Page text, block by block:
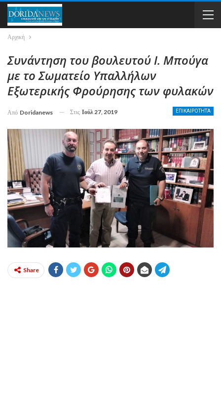
Αρχική
Συνάντηση του βουλευτού Ι. Μπούγα
με το Σωματείο Υπαλλήλων
Εξωτερικής Φρούρησης των φυλακών
ΕΠΙΚΑΙΡΟΤΗΤΑ
Από Doridanews Στις Ιούλ 27, 2019
Share